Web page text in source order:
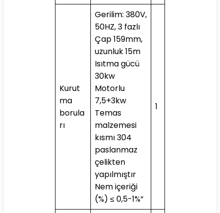
Kurut
ma
borula
rı
Gerilim: 380V,
50HZ, 3 fazlı
Çap 159mm,
uzunluk 15m
Isıtma gücü
30kw
Motorlu
7,5+3kw
Temas
malzemesi
kısmı 304
paslanmaz
çelikten
yapılmıştır
Nem içeriği
(%) ≤ 0,5-1%“
1